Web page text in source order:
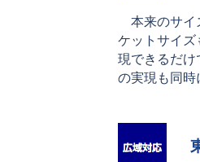
本来のサイ
ケットサイ
現できるだ
の実現も同時